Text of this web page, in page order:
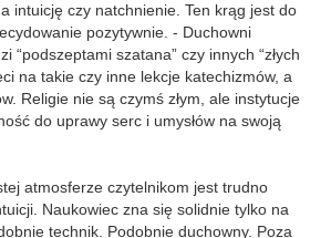
intuicję czy natchnienie. Ten krąg jest do
pozytywnie. - Duchowni
“podszeptami szatana” czy innych “złych
na takie czy inne lekcje katechizmów, a
Religie nie są czymś złym, ale instytucje
do uprawy serc i umysłów na swoją
atmosferze czytelnikom jest trudno
Naukowiec zna się solidnie tylko na
technik. Podobnie duchowny. Poza